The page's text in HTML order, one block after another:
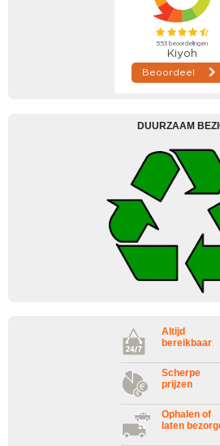
DUURZAAM
Altijd
bereikbaar
Scherpe
prijzen
Ophalen of
laten